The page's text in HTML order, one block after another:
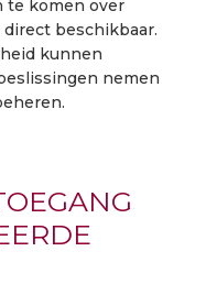
te komen over
beschikbaar.
kunnen
nemen